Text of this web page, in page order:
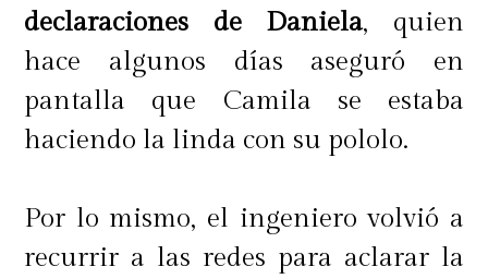
declaraciones de Daniela, quien
hace algunos días aseguró en
pantalla que Camila se estaba
haciendo la linda con su pololo.
Por lo mismo, el ingeniero volvió a
recurrir a las redes para aclarar la